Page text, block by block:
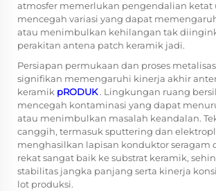
atmosfer memerlukan pengendalian ketat
mencegah variasi yang dapat
atau menimbulkan kehilangan tak
perakitan antena patch keramik jadi.
Persiapan permukaan dan proses
signifikan memengaruhi kinerja akhir
keramik pRODUK. Lingkungan ruang
mencegah kontaminasi yang dapat
atau menimbulkan masalah keandalan.
canggih, termasuk sputtering dan
menghasilkan lapisan konduktor seragam
rekat sangat baik ke substrat keramik,
stabilitas jangka panjang serta kinerja
lot produksi.